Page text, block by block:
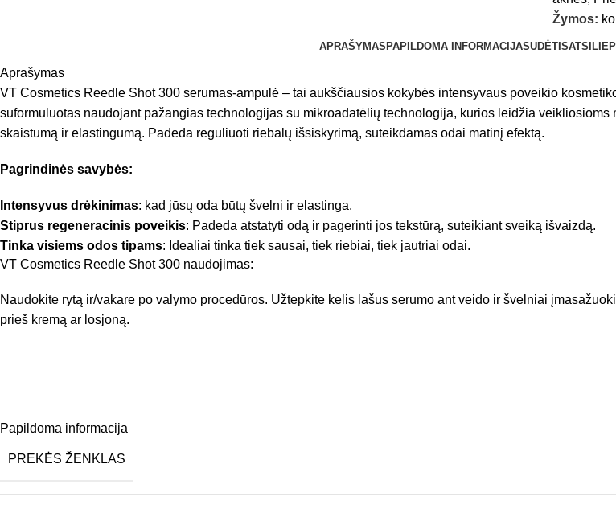
Žymos:
APRAŠYMASPAPILDOMA INFORMACIJASUDĖTIS
Aprašymas
VT Cosmetics Reedle Shot 300 serumas-ampulė – tai aukščiausios kokybės intensyvaus poveikio
suformuluotas naudojant pažangias technologijas su mikroadatėlių technologija, kurios leidžia
skaistumą ir elastingumą. Padeda reguliuoti riebalų išsiskyrimą, suteikdamas odai matinį efektą.
Pagrindinės savybės:
Intensyvus drėkinimas: kad jūsų oda būtų švelni ir elastinga.
Stiprus regeneracinis poveikis: Padeda atstatyti odą ir pagerinti jos tekstūrą, suteikiant sveiką išvaizdą.
Tinka visiems odos tipams: Idealiai tinka tiek sausai, tiek riebiai, tiek jautriai odai.
VT Cosmetics Reedle Shot 300 naudojimas:
Naudokite rytą ir/vakare po valymo procedūros. Užtepkite kelis lašus serumo ant veido ir švelniai
prieš kremą ar losjoną.
Papildoma informacija
PREKĖS ŽENKLAS